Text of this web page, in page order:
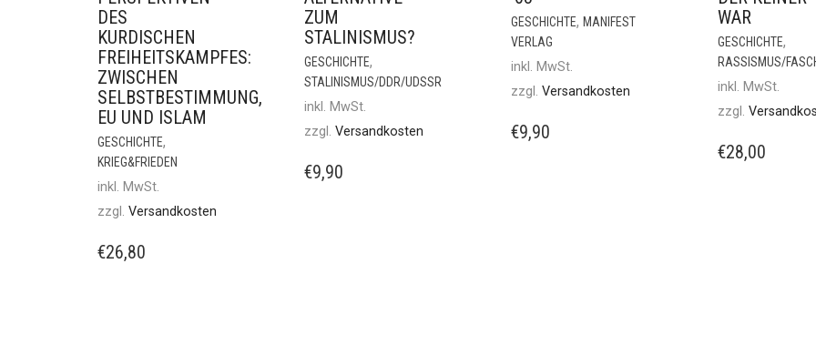
DES
KURDISCHEN
FREIHEITSKAMPFES:
ZWISCHEN
SELBSTBESTIMMUNG,
EU UND ISLAM
GESCHICHTE,
KRIEG&FRIEDEN
inkl. MwSt.
zzgl. Versandkosten
€26,80
ZUM
STALINISMUS?
GESCHICHTE,
STALINISMUS/DDR/UDSSR
inkl. MwSt.
zzgl. Versandkosten
€9,90
GESCHICHTE, MANIFEST
VERLAG
inkl. MwSt.
zzgl. Versandkosten
€9,90
WAR
GESCHICHTE,
RASSISMUS/
inkl. MwSt.
zzgl.
€28,00